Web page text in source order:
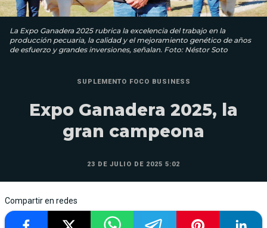
La Expo Ganadera 2025 rubrica la excelencia del traba­jo en la
producción pecuaria, la calidad y el mejoramiento genético de años
de esfuerzo y grandes inversiones, señalan. Foto: Néstor Soto
SUPLEMENTO FOCO BUSINESS
Expo Ganadera 2025, la
gran campeona
23 DE JULIO DE 2025 5:02
Compartir en redes